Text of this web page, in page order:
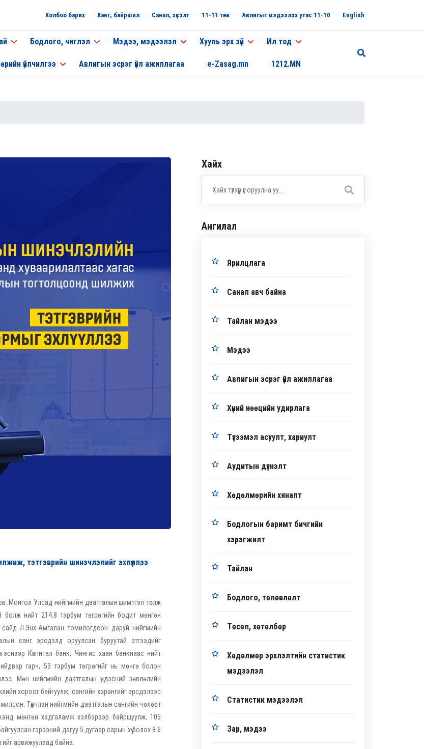
Холбоо барих Хаяг, байршил Санал, хүсэлт 11-11 төв Авлигыг мэдээлэх утас 11-10 English
Бодлого, чиглэл Мэдээ, мэдээлэл Хууль эрх зүй Ил тод
үйлчилгээ Авлигын эсрэг үйл ажиллагаа e-Zasag.mn 1212.MN
тэтгэврийн шинэчлэлийг эхлүүллээ
Монгол Улсад нийгмийн даатгалын шимтгэл төлж
болж нийт 214.8 тэрбум төгрөгийн бодит мөнгөн
сайд Л.Энх-Амгалан томилогдсон даруй нийгмийн
санг эрсдэлд оруулсан буруутай этгээдийг
Капитал банк, Чингис хаан банкнаас нийт
гарч, 53 тэрбум төгрөгийг нь мөнгө болон
Мөн нийгмийн даатгалын үндэсний зөвлөлийн
хороог байгуулж, сангийн хөрөнгийг эрсдэлээс
Түүнчлэн нийгмийн даатгалын сангийн чөлөөт
мөнгөн хадгаламж хэлбэрээр байршуулж, 105
гэрээний дагуу 5 дугаар сарын хүү болох 8.6
арвижуулаад байна.
Хайх
Ангилал
Ярилцлага
Санал авч байна
Тайлан мэдээ
Мэдээ
Авлигын эсрэг үйл ажиллагаа
Хүний нөөцийн удирлага
Түгээмэл асуулт, хариулт
Аудитын дүгнэлт
Хөдөлмөрийн хяналт
Бодлогын баримт бичгийн
хэрэгжилт
Тайлан
Бодлого, төлөвлөлт
Төсөл, хөтөлбөр
Хөдөлмөр эрхлэлтийн статистик
мэдээлэл
Статистик мэдээлэл
Зар, мэдээ